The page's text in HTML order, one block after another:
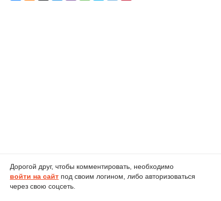
Дорогой друг, чтобы комментировать, необходимо
войти на сайт под своим логином, либо авторизоваться
через свою соцсеть.